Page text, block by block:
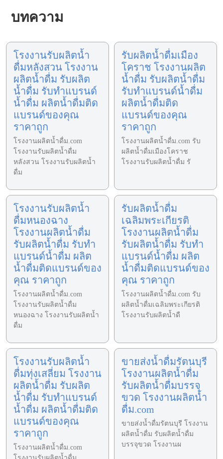
บทความ
โรงงานรับผลิตน้ำ
ดื่มหลังสวน โรงงาน
ผลิตน้ำดื่ม รับผลิต
น้ำดื่ม รับทำแบรนด์
น้ำดื่ม ผลิตน้ำดื่มติด
แบรนด์ของคุณ
ราคาถูก
โรงงานผลิตน้ำดื่ม.com
โรงงานรับผลิตน้ำดื่ม
หลังสวน โรงงานรับผลิตน้ำ
ดื่ม
รับผลิตน้ำดื่มเมือง
โคราช โรงงานผลิต
น้ำดื่ม รับผลิตน้ำดื่ม
รับทำแบรนด์น้ำดื่ม
ผลิตน้ำดื่มติด
แบรนด์ของคุณ
ราคาถูก
โรงงานผลิตน้ำดื่ม.com รับ
ผลิตน้ำดื่มเมืองโคราช
โรงงานรับผลิตน้ำดื่ม รั
โรงงานรับผลิตน้ำ
ดื่มหนองฉาง
โรงงานผลิตน้ำดื่ม
รับผลิตน้ำดื่ม รับทำ
แบรนด์น้ำดื่ม ผลิต
น้ำดื่มติดแบรนด์ของ
คุณ ราคาถูก
โรงงานผลิตน้ำดื่ม.com
โรงงานรับผลิตน้ำดื่ม
หนองฉาง โรงงานรับผลิตน้ำ
ดื่ม
รับผลิตน้ำดื่ม
เฉลิมพระเกียรติ
โรงงานผลิตน้ำดื่ม
รับผลิตน้ำดื่ม รับทำ
แบรนด์น้ำดื่ม ผลิต
น้ำดื่มติดแบรนด์ของ
คุณ ราคาถูก
โรงงานผลิตน้ำดื่ม.com รับ
ผลิตน้ำดื่มเฉลิมพระเกียรติ
โรงงานรับผลิตน้ำดื
โรงงานรับผลิตน้ำ
ดื่มทุ่งเสลี่ยม โรงงาน
ผลิตน้ำดื่ม รับผลิต
น้ำดื่ม รับทำแบรนด์
น้ำดื่ม ผลิตน้ำดื่มติด
แบรนด์ของคุณ
ราคาถูก
โรงงานผลิตน้ำดื่ม.com
ขายส่งน้ำดื่มรัตนบุรี
โรงงานผลิตน้ำดื่ม
รับผลิตน้ำดื่มบรรจุ
ขวด โรงงานผลิตน้ำ
ดื่ม.com
ขายส่งน้ำดื่มรัตนบุรี โรงงาน
ผลิตน้ำดื่ม รับผลิตน้ำดื่ม
บรรจุขวด โรงงานผ